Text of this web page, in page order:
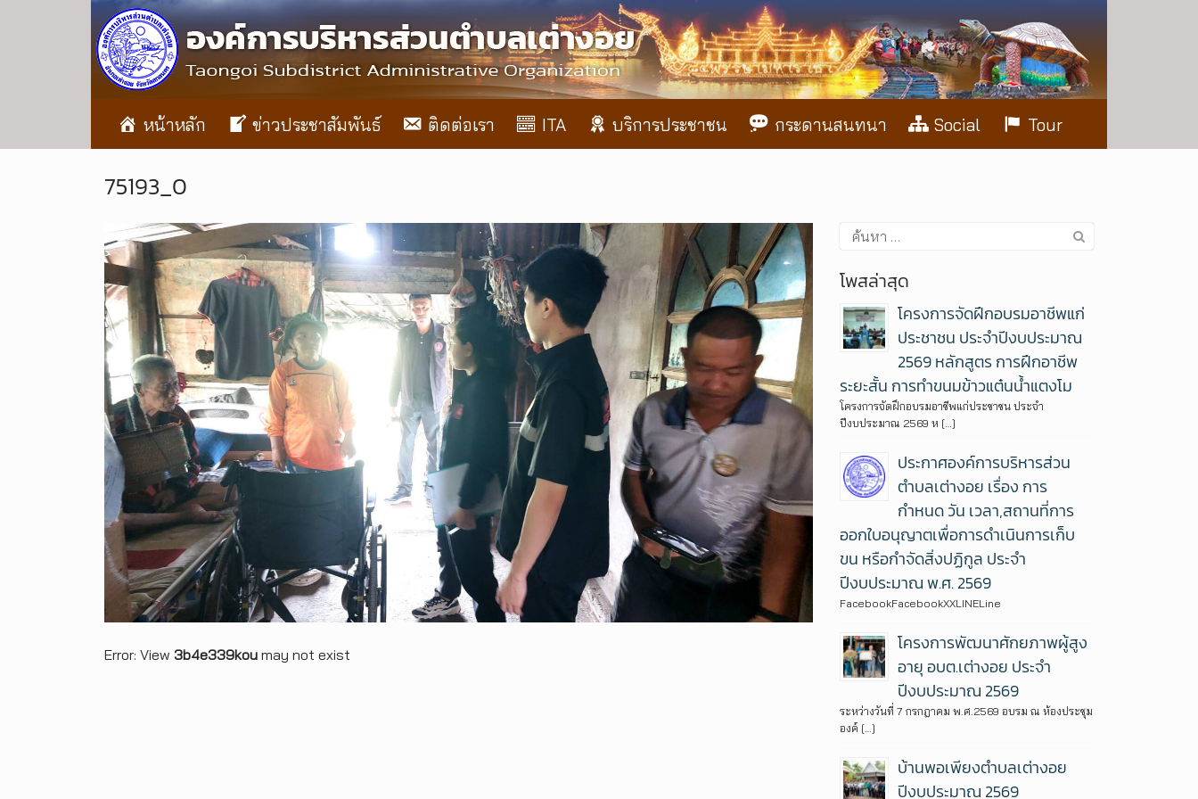
หน้าหลัก ข่าวประชาสัมพันธ์ ติดต่อเรา ITA บริการประชาชน กระดานสนทนา Social Tour
75193_0
Error: View 3b4e339kou may not exist
โพสล่าสุด
โครงการจัดฝึกอบรมอาชีพแก่
ประชาชน ประจำปีงบประมาณ
2569 หลักสูตร การฝึกอาชีพ
ระยะสั้น การทำขนมข้าวแต๋นน้ำแตงโม
โครงการจัดฝึกอบรมอาชีพแก่ประชาชน ประจำ
ปีงบประมาณ 2569 ห […]
ประกาศองค์การบริหารส่วน
ตำบลเต่างอย เรื่อง การ
กำหนด วัน เวลา,สถานที่การ
ออกใบอนุญาตเพื่อการดำเนินการเก็บ
ขน หรือกำจัดสิ่งปฏิกูล ประจำ
ปีงบประมาณ พ.ศ. 2569
FacebookFacebookXXLINELine
โครงการพัฒนาศักยภาพผู้สูง
อายุ อบต.เต่างอย ประจำ
ปีงบประมาณ 2569
ระหว่างวันที่ 7 กรกฎาคม พ.ศ.2569 อบรม ณ ห้องประชุม
องค์ […]
บ้านพอเพียงตำบลเต่างอย
ปีงบประมาณ 2569